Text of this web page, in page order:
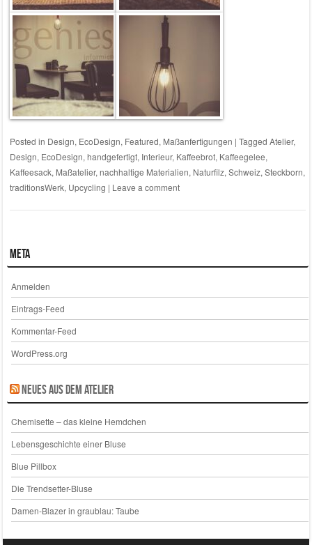
Posted in Design, EcoDesign, Featured, Maßanfertigungen | Tagged Atelier,
Design, EcoDesign, handgefertigt, Interieur, Kaffeebrot, Kaffeegelee,
Kaffeesack, Maßatelier, nachhaltige Materialien, Naturfilz, Schweiz, Steckborn,
traditionsWerk, Upcycling | Leave a comment
Meta
Anmelden
Eintrags-Feed
Kommentar-Feed
WordPress.org
Neues aus dem Atelier
Chemisette – das kleine Hemdchen
Lebensgeschichte einer Bluse
Blue Pillbox
Die Trendsetter-Bluse
Damen-Blazer in graublau: Taube